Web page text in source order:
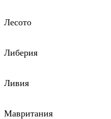
Лесото
Либерия
Ливия
Мавритания